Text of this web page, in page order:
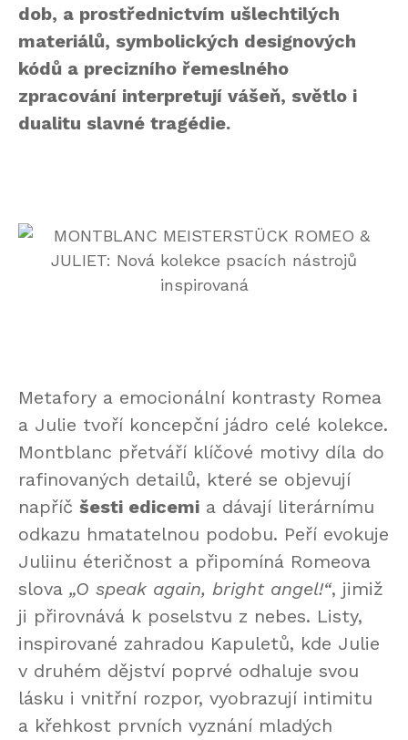
dob, a prostřednictvím ušlechtilých
materiálů, symbolických designových
kódů a precizního řemeslného
zpracování interpretují vášeň, světlo i
dualitu slavné tragédie.
Metafory a emocionální kontrasty Romea
a Julie tvoří koncepční jádro celé kolekce.
Montblanc přetváří klíčové motivy díla do
rafinovaných detailů, které se objevují
napříč šesti edicemi a dávají literárnímu
odkazu hmatatelnou podobu. Peří evokuje
Juliinu éteričnost a připomíná Romeova
slova „O speak again, bright angel!“, jimiž
ji přirovnává k poselstvu z nebes. Listy,
inspirované zahradou Kapuletů, kde Julie
v druhém dějství poprvé odhaluje svou
lásku i vnitřní rozpor, vyobrazují intimitu
a křehkost prvních vyznání mladých